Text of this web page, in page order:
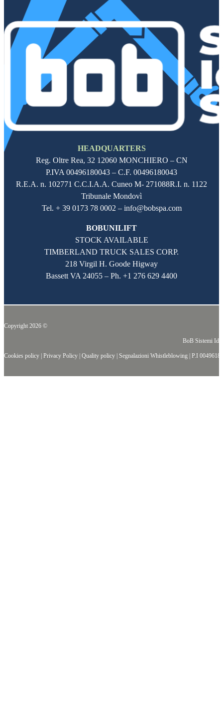
Follow me on Facebook
Follow me on X
Follow me on LinkedIn
Follow me on LinkedIn
HEADQUARTERS
Reg. Oltre Rea, 32 12060 MONCHIERO – CN
P.IVA00496180043 – C.F. 00496180043
R.E.A. n. 102771 C.C.I.A.A. Cuneo M- 271088R.I. n. 1122
Tribunale Mondovì
Tel. + 39 0173 78 0002 – info@bobspa.com
BOBUNILIFT
STOCK AVAILABLE
TIMBERLAND TRUCK SALES CORP.
218 Virgil H. Goode Higway
Bassett VA 24055 – Ph. +1 276 629 4400
Copyright 2026 ©
BoB Sistemi
Cookies policy | Privacy Policy | Quality policy | Segnalazioni Whistleblowing | P.I